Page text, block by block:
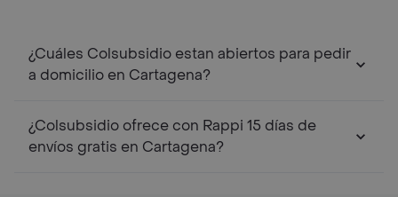
¿Cuáles Colsubsidio estan abiertos para pedir
a domicilio en Cartagena?
¿Colsubsidio ofrece con Rappi 15 días de
envíos gratis en Cartagena?